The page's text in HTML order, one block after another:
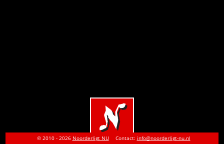
© 2010 - 2026 Noorderligt NU Contact: info@noorderligt-nu.nl